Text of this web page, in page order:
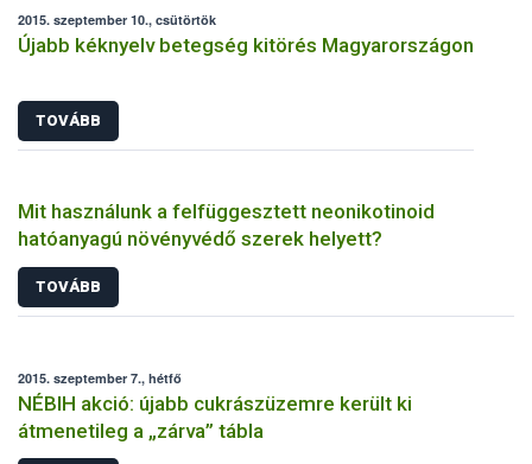
2015. szeptember 10., csütörtök
Újabb kéknyelv betegség kitörés Magyarországon
TOVÁBB
Mit használunk a felfüggesztett neonikotinoid
hatóanyagú növényvédő szerek helyett?
TOVÁBB
2015. szeptember 7., hétfő
NÉBIH akció: újabb cukrászüzemre került ki
átmenetileg a „zárva” tábla